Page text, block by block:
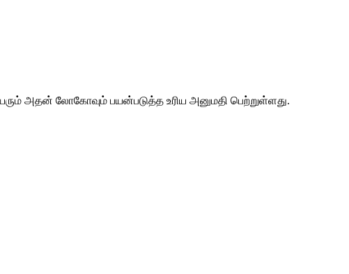
அதன் லோகோவும் பயன்படுத்த உரிய அனுமதி பெற்றுள்ளது.